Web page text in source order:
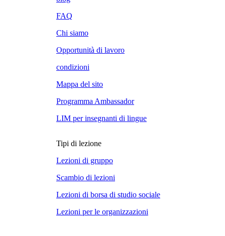
FAQ
Chi siamo
Opportunità di lavoro
condizioni
Mappa del sito
Programma Ambassador
LIM per insegnanti di lingue
Tipi di lezione
Lezioni di gruppo
Scambio di lezioni
Lezioni di borsa di studio sociale
Lezioni per le organizzazioni